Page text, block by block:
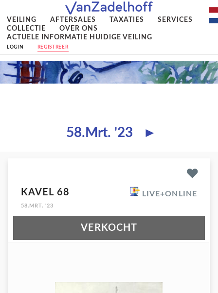
VEILING AFTERSALES TAXATIES
SERVICES
COLLECTIE
OVER ONS
ACTUELE INFORMATIE HUIDIGE VEILING
LOGIN REGISTREER
58.Mrt. '23 ►
KAVEL 68 LIVE+ONLINE
58.MRT. '23
VERKOCHT